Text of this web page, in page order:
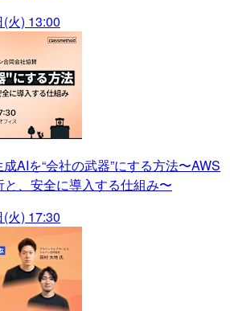
火) 13:00
成AIを“会社の武器”にする方法〜AWS
、安全に導入する仕組み〜
火) 17:30